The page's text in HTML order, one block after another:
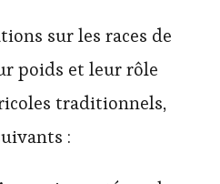
sur les races de
poids et leur rôle
traditionnels,
: